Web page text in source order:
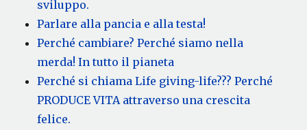
sviluppo.
Parlare alla pancia e alla testa!
Perché cambiare? Perché siamo nella
merda! In tutto il pianeta
Perché si chiama Life giving-life??? Perché
PRODUCE VITA attraverso una crescita
felice.